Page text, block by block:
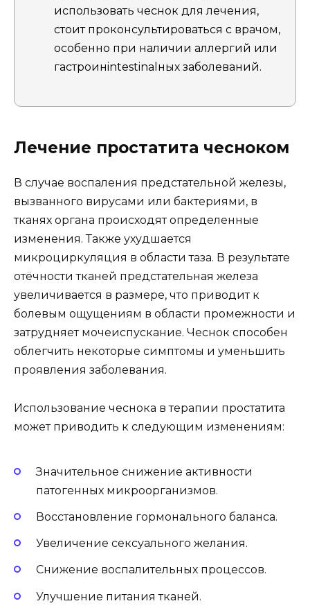
использовать чеснок для лечения,
стоит проконсультироваться с врачом,
особенно при наличии аллергий или
гастроинintestinalных заболеваний.
Лечение простатита чесноком
В случае воспаления предстательной железы,
вызванного вирусами или бактериями, в
тканях органа происходят определенные
изменения. Также ухудшается
микроциркуляция в области таза. В результате
отёчности тканей предстательная железа
увеличивается в размере, что приводит к
болевым ощущениям в области промежности и
затрудняет мочеиспускание. Чеснок способен
облегчить некоторые симптомы и уменьшить
проявления заболевания.
Использование чеснока в терапии простатита
может приводить к следующим изменениям:
Значительное снижение активности
патогенных микроорганизмов.
Восстановление гормонального баланса.
Увеличение сексуального желания.
Снижение воспалительных процессов.
Улучшение питания тканей.